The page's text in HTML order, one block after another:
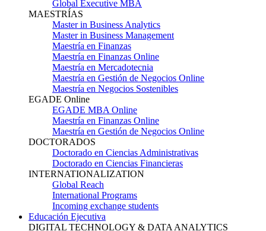
Global Executive MBA
MAESTRÍAS
Master in Business Analytics
Master in Business Management
Maestría en Finanzas
Maestría en Finanzas Online
Maestría en Mercadotecnia
Maestría en Gestión de Negocios Online
Maestría en Negocios Sostenibles
EGADE Online
EGADE MBA Online
Maestría en Finanzas Online
Maestría en Gestión de Negocios Online
DOCTORADOS
Doctorado en Ciencias Administrativas
Doctorado en Ciencias Financieras
INTERNATIONALIZATION
Global Reach
International Programs
Incoming exchange students
Educación Ejecutiva
DIGITAL TECHNOLOGY & DATA ANALYTICS